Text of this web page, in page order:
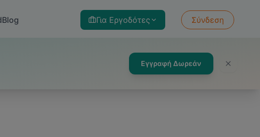
Blog Για Εργοδότες Σύνδεση
Εγγραφή Δωρεάν